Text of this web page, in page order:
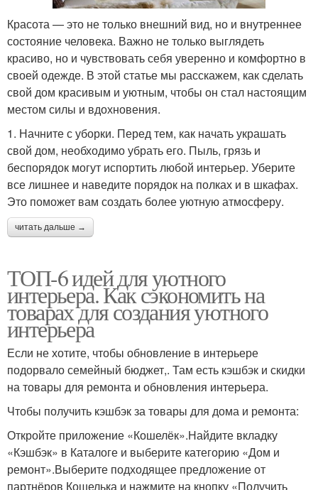
Красота — это не только внешний вид, но и внутреннее
состояние человека. Важно не только выглядеть
красиво, но и чувствовать себя уверенно и комфортно в
своей одежде. В этой статье мы расскажем, как сделать
свой дом красивым и уютным, чтобы он стал настоящим
местом силы и вдохновения.
1. Начните с уборки. Перед тем, как начать украшать
свой дом, необходимо убрать его. Пыль, грязь и
беспорядок могут испортить любой интерьер. Уберите
все лишнее и наведите порядок на полках и в шкафах.
Это поможет вам создать более уютную атмосферу.
читать дальше →
ТОП-6 идей для уютного
интерьера. Как сэкономить на
товарах для создания уютного
интерьера
Если не хотите, чтобы обновление в интерьере
подорвало семейный бюджет,. Там есть кэшбэк и скидки
на товары для ремонта и обновления интерьера.
Чтобы получить кэшбэк за товары для дома и ремонта:
Откройте приложение «Кошелёк».Найдите вкладку
«Кэшбэк» в Каталоге и выберите категорию «Дом и
ремонт».Выберите подходящее предложение от
партнёров Кошелька и нажмите на кнопку «Получить